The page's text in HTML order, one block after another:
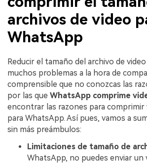
archivos de video
WhatsApp
Reducir el tamaño del archivo de
muchos problemas a la hora de
comprensible que no conozcas las
por las que WhatsApp comprime
encontrar las razones para comprimir
para WhatsApp. Así pues, vamos a
sin más preámbulos:
Limitaciones de tamaño de
WhatsApp, no puedes enviar un